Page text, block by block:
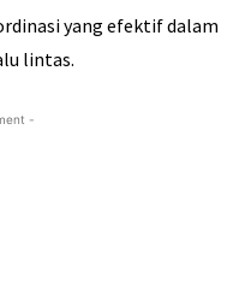
yang efektif dalam
lintas.
-